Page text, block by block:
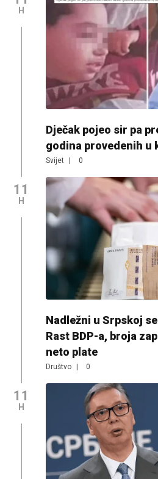
H
Dječak pojeo sir pa
godina provedenih u
Svijet 0
11
H
Nadležni u Srpskoj
Rast BDP-a, broja
neto plate
Društvo 0
11
H